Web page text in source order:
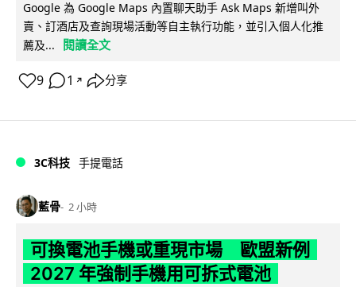
Google 為 Google Maps 內置聊天助手 Ask Maps 新增叫外
賣、訂酒店及查詢現場活動等自主執行功能，並引入個人化推
薦及...
閱讀全文
9 1 ↗ 分享
3C科技 手提電話
藍骨 2 小時
可換電池手機或重現市場 歐盟新例
2027 年強制手機用可拆式電池